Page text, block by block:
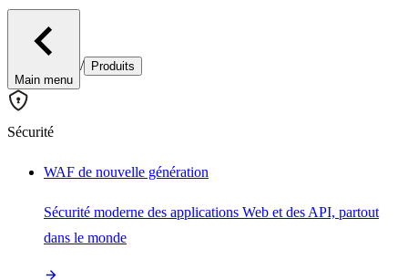
Main menu
/ Produits
Sécurité
WAF de nouvelle génération
Sécurité moderne des applications Web et des API, partout
dans le monde